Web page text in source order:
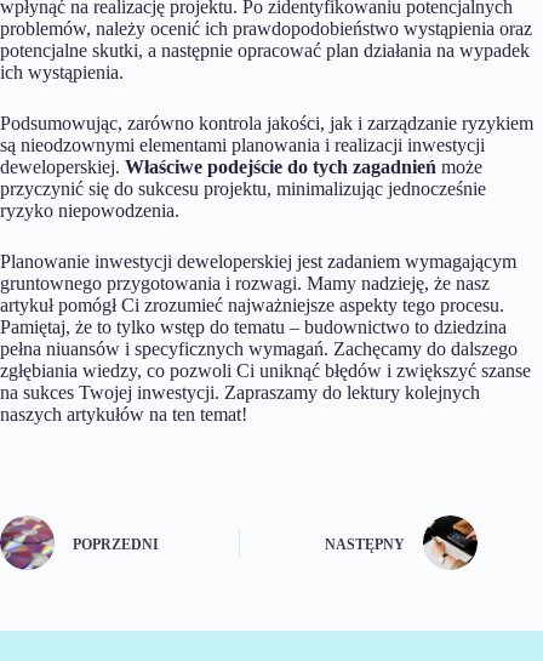
wpłynąć na realizację projektu. Po zidentyfikowaniu potencjalnych
problemów, należy ocenić ich prawdopodobieństwo wystąpienia oraz
potencjalne skutki, a następnie opracować plan działania na wypadek
ich wystąpienia.
Podsumowując, zarówno kontrola jakości, jak i zarządzanie ryzykiem
są nieodzownymi elementami planowania i realizacji inwestycji
deweloperskiej. Właściwe podejście do tych zagadnień może
przyczynić się do sukcesu projektu, minimalizując jednocześnie
ryzyko niepowodzenia.
Planowanie inwestycji deweloperskiej jest zadaniem wymagającym
gruntownego przygotowania i rozwagi. Mamy nadzieję, że nasz
artykuł pomógł Ci zrozumieć najważniejsze aspekty tego procesu.
Pamiętaj, że to tylko wstęp do tematu – budownictwo to dziedzina
pełna niuansów i specyficznych wymagań. Zachęcamy do dalszego
zgłębiania wiedzy, co pozwoli Ci uniknąć błędów i zwiększyć szanse
na sukces Twojej inwestycji. Zapraszamy do lektury kolejnych
naszych artykułów na ten temat!
POPRZEDNI NASTĘPNY